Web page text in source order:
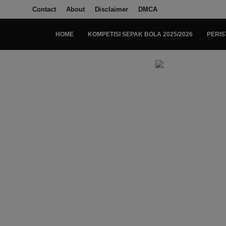
Contact About Disclaimer DMCA
HOME KOMPETISI SEPAK BOLA 2025/2026